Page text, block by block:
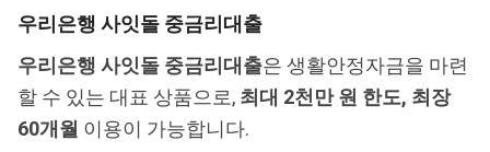
우리은행 사잇돌 중금리대출
우리은행 사잇돌 중금리대출은 생활안정자금을 마련
할 수 있는 대표 상품으로, 최대 2천만 원 한도, 최장
60개월 이용이 가능합니다.